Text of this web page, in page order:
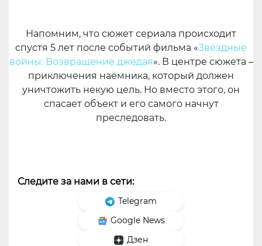
Напомним, что сюжет сериала происходит
спустя 5 лет после событий фильма «Звёздные
войны: Возвращение джедая». В центре сюжета –
приключения наёмника, который должен
уничтожить некую цель. Но вместо этого, он
спасает объект и его самого начнут
преследовать.
Следите за нами в сети:
Telegram
Google News
Дзен